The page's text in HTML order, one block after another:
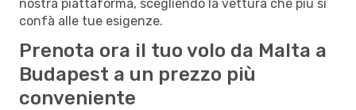
nostra piattaforma, scegliendo la vettura che più si
confà alle tue esigenze.
Prenota ora il tuo volo da Malta a
Budapest a un prezzo più
conveniente